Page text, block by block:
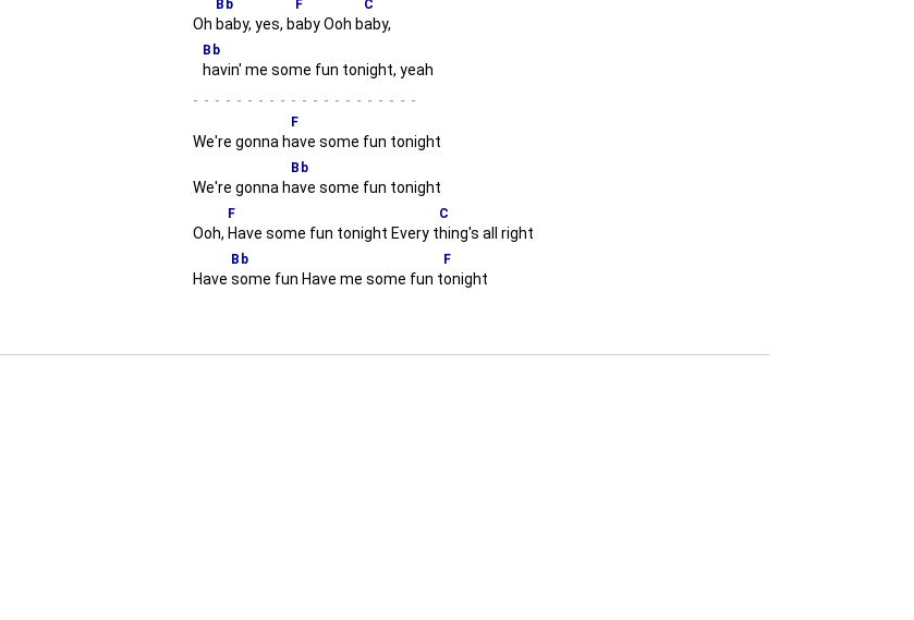
Oh
Bb
baby, yes, b
F
aby Ooh b
C
aby,
Bb
havin' me some fun tonight, yeah
-
We're gonna h
F
ave some fun tonight
We're gonna h
Bb
ave some fun tonight
Ooh,
F
Have some fun tonight Every t
C
hing's all right
Have
Bb
some fun Have me some fun t
F
onight